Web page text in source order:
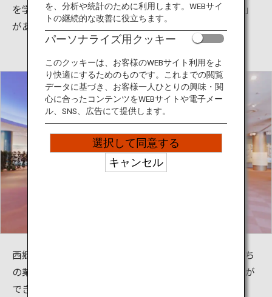
を学べるハイテクギャラリーである「維新ふるさと館」
があります。
西郷隆盛や大久保利通など、近代日本を築いた先人たち
の業績や鹿児島の歴史を分かりやすく楽しく学ぶことが
できます。
を、分析や統計のために利用します。WEBサイ
トの継続的な改善に役立ちます。
パーソナライズ用クッキー
このクッキーは、お客様のWEBサイト利用をよ
り快適にするためのものです。これまでの閲覧
データに基づき、お客様一人ひとりの興味・関
心に合ったコンテンツをWEBサイトや電子メー
ル、SNS、広告にて提供します。
選択して同意する
キャンセル